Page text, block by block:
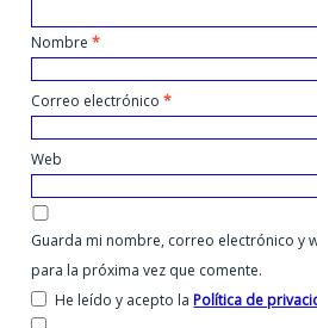
Nombre*
Correo electrónico*
Web
Guarda mi nombre, correo electrónico y
para la próxima vez que comente.
He leído y acepto laPolítica de